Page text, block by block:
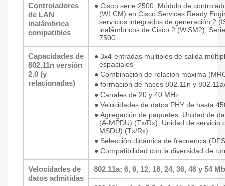
Controladores
de LAN
inalámbrica
compatibles
● Cisco serie 2500, Módulo de
(WLCM) en Cisco Services Ready
servicios integrados de generación 2
inalámbricos de Cisco 2 (WiSM2),
7500
Capacidades de
802.11n versión
2.0 (y
relacionadas)
● 3x4 entradas múltiples de salida
espaciales
● Combinación de relación máxima
● formación de haces 802.11n y
● Canales de 20 y 40 MHz
● Velocidades de datos PHY de hasta
● Agregación de paquetes: Unidad de
(A-MPDU) (Tx/Rx), Unidad de servicio
MSDU) (Tx/Rx)
● Selección dinámica de frecuencia
● Compatibilidad con la diversidad de
Velocidades de
datos admitidas
802.11a: 6, 9, 12, 18, 24, 36, 48 y 54